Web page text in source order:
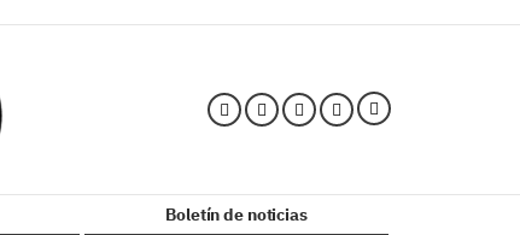
Boletín de noticias